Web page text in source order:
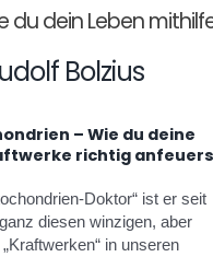
du dein Leben
Bolzius
– Wie du deine
richtig
Doktor“ ist er seit
diesen winzigen, aber
in unseren